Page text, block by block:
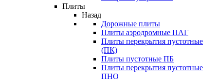
Плиты
Назад
Дорожные плиты
Плиты аэродромные ПАГ
Плиты перекрытия пустотные
(ПК)
Плиты пустотные ПБ
Плиты перекрытия пустотные
ПНО